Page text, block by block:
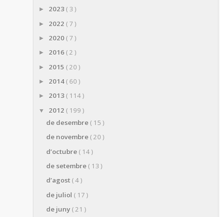
► 2023 ( 3 )
► 2022 ( 7 )
► 2020 ( 7 )
► 2016 ( 2 )
► 2015 ( 20 )
► 2014 ( 60 )
► 2013 ( 114 )
▼ 2012 ( 199 )
de desembre ( 15 )
de novembre ( 20 )
d’octubre ( 14 )
de setembre ( 13 )
d’agost ( 4 )
de juliol ( 17 )
de juny ( 21 )